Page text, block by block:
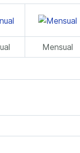
Mensual